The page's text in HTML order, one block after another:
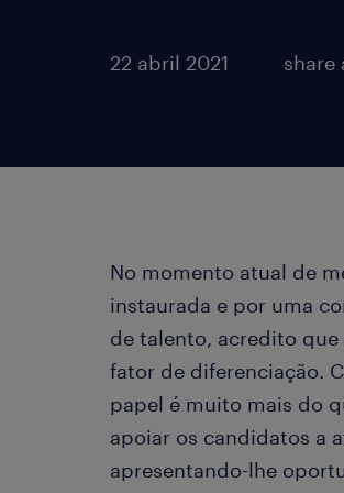
22 abril 2021 share
No momento atual de
instaurada e por uma
de talento, acredito
fator de diferenciação.
papel é muito mais do
apoiar os candidatos a
apresentando-lhe